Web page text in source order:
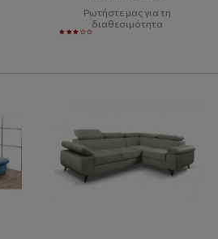
Ρωτήστε μας για τη
διαθεσιμότητα